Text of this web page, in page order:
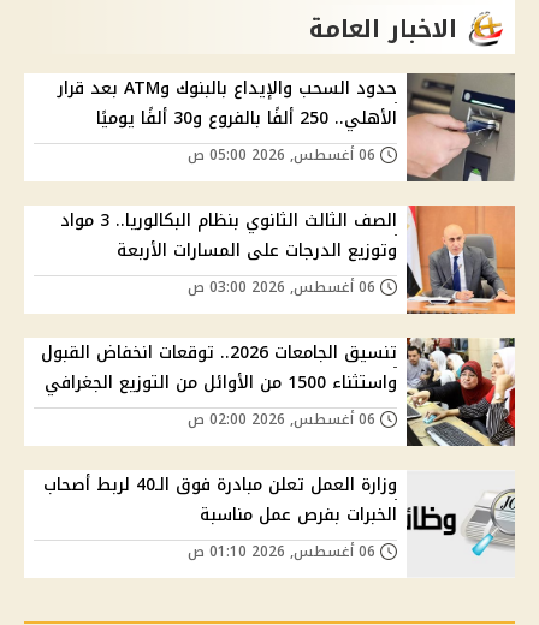
الاخبار العامة
حدود السحب والإيداع بالبنوك وATM بعد قرار
الأهلي.. 250 ألفًا بالفروع و30 ألفًا يوميًا
الصف الثالث الثانوي بنظام البكالوريا.. 3 مواد
وتوزيع الدرجات على المسارات الأربعة
تنسيق الجامعات 2026.. توقعات انخفاض القبول
واستثناء 1500 من الأوائل من التوزيع الجغرافي
وزارة العمل تعلن مبادرة فوق الـ40 لربط أصحاب
الخبرات بفرص عمل مناسبة